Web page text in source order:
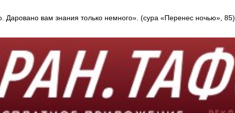
вам знания только немного». (сура «Перенес ночью», 85)